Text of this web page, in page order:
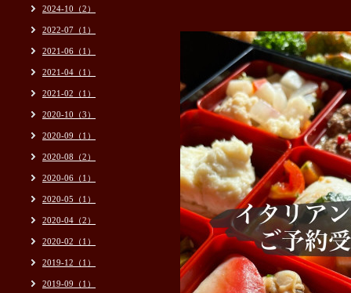
2024-10（2）
2022-07（1）
2021-06（1）
2021-04（1）
2021-02（1）
2020-10（3）
2020-09（1）
2020-08（2）
2020-06（1）
2020-05（1）
2020-04（2）
2020-02（1）
2019-12（1）
2019-09（1）